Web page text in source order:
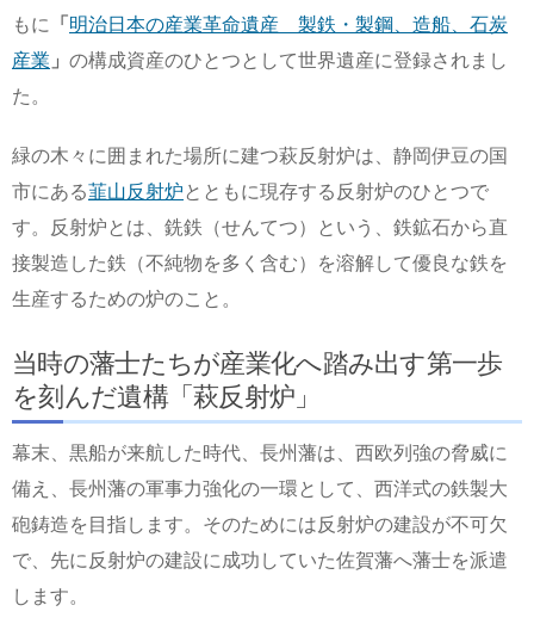
もに
「 明治日本の産業革命遺産 製鉄・製鋼、造船、石炭
産業 」 の構成資産のひとつとして世界遺産に登録されまし
た。
緑の木々に囲まれた場所に建つ萩反射炉は、静岡伊豆の国
市にある韮山反射炉 とともに現存する反射炉のひとつで
す。反射炉とは、銑鉄（せんてつ）という、鉄鉱石から直
接製造した鉄（不純物を多く含む）を溶解して優良な鉄を
生産するための炉のこと。
当時の藩士たちが産業化へ踏み出す第一歩
を刻んだ遺構「萩反射炉」
幕末、黒船が来航した時代、長州藩は、西欧列強の脅威に
備え、長州藩の軍事力強化の一環として、西洋式の鉄製大
砲鋳造を目指します。そのためには反射炉の建設が不可欠
で、先に反射炉の建設に成功していた佐賀藩へ藩士を派遣
します。